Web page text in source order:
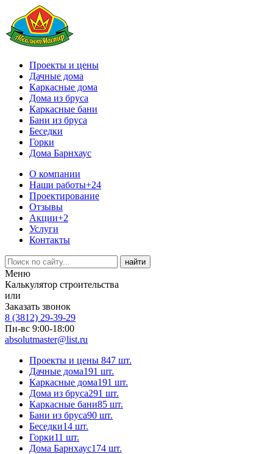
Проекты и цены
Дачные дома
Каркасные дома
Дома из бруса
Каркасные бани
Бани из бруса
Беседки
Горки
Дома Барнхаус
О компании
Наши работы+24
Проектирование
Отзывы
Акции+2
Услуги
Контакты
Меню
Калькулятор строительства
или
Заказать звонок
8 (3812) 29-39-29
Пн-вс 9:00-18:00
absolutmaster@list.ru
Проекты и цены 847 шт.
Дачные дома191 шт.
Каркасные дома191 шт.
Дома из бруса291 шт.
Каркасные бани85 шт.
Бани из бруса90 шт.
Беседки14 шт.
Горки11 шт.
Дома Барнхаус174 шт.